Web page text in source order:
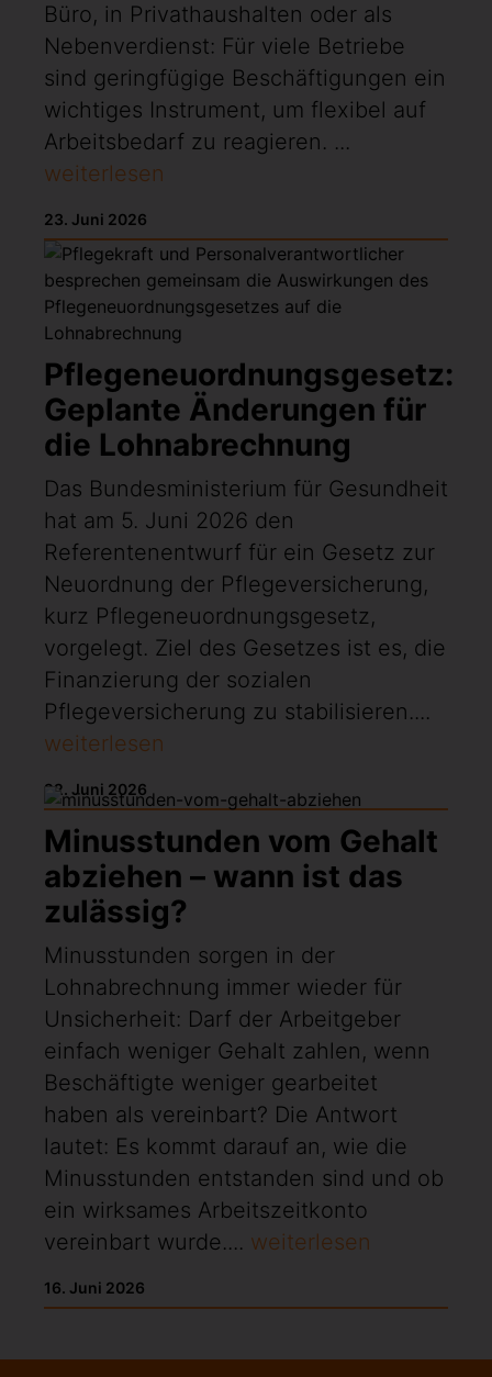
Büro, in Privathaushalten oder als
Nebenverdienst: Für viele Betriebe
sind geringfügige Beschäftigungen ein
wichtiges Instrument, um flexibel auf
Arbeitsbedarf zu reagieren. ...
weiterlesen
23. Juni 2026
Pflegeneuordnungsgesetz:
Geplante Änderungen für
die Lohnabrechnung
Das Bundesministerium für Gesundheit
hat am 5. Juni 2026 den
Referentenentwurf für ein Gesetz zur
Neuordnung der Pflegeversicherung,
kurz Pflegeneuordnungsgesetz,
vorgelegt. Ziel des Gesetzes ist es, die
Finanzierung der sozialen
Pflegeversicherung zu stabilisieren....
weiterlesen
22. Juni 2026
Minusstunden vom Gehalt
abziehen – wann ist das
zulässig?
Minusstunden sorgen in der
Lohnabrechnung immer wieder für
Unsicherheit: Darf der Arbeitgeber
einfach weniger Gehalt zahlen, wenn
Beschäftigte weniger gearbeitet
haben als vereinbart? Die Antwort
lautet: Es kommt darauf an, wie die
Minusstunden entstanden sind und ob
ein wirksames Arbeitszeitkonto
vereinbart wurde.... weiterlesen
16. Juni 2026